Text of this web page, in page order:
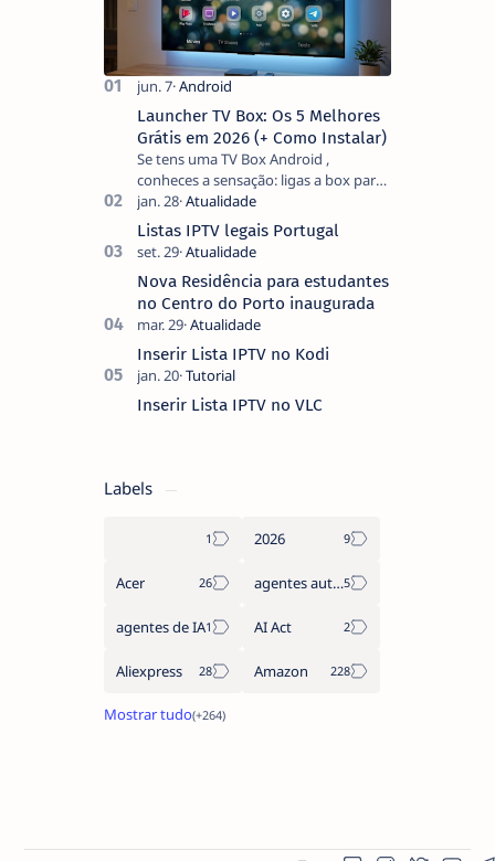
Launcher TV Box: Os 5 Melhores
Grátis em 2026 (+ Como Instalar)
Se tens uma TV Box Android ,
conheces a sensação: ligas a box para
ver um filme e o ecrã inicial está
coberto de sugestões que não
pediste, ban…
Listas IPTV legais Portugal
Nova Residência para estudantes
no Centro do Porto inaugurada
Inserir Lista IPTV no Kodi
Inserir Lista IPTV no VLC
Labels
2026
Acer agentes autónomos
agentes de IA AI Act
Aliexpress Amazon